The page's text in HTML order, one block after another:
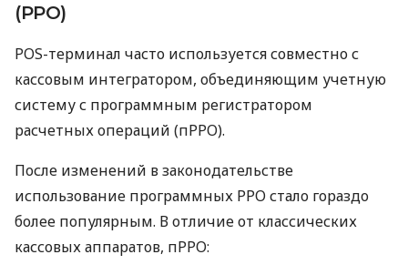
(РРО)
POS-терминал часто используется совместно с
кассовым интегратором, объединяющим учетную
систему с программным регистратором
расчетных операций (пРРО).
После изменений в законодательстве
использование программных РРО стало гораздо
более популярным. В отличие от классических
кассовых аппаратов, пРРО: